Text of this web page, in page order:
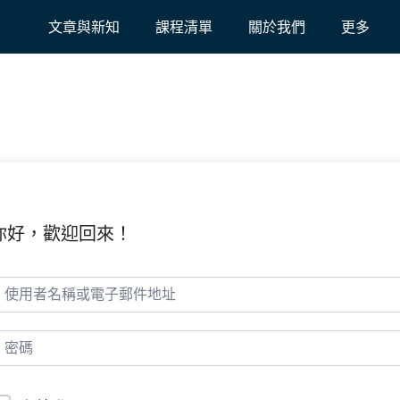
文章與新知 課程清單 關於我們 更多
好，歡迎回來！